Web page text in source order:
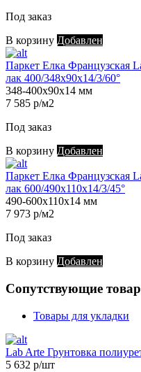
Под заказ
В корзину Добавлен
Паркет Елка Французская
лак 400/348х90х14/3/60°
348-400х90х14 мм
7 585 р/м2
Под заказ
В корзину Добавлен
Паркет Елка Французская
лак 600/490х110х14/3/45°
490-600х110х14 мм
7 973 р/м2
Под заказ
В корзину Добавлен
Сопутствующие
Товары для укладки
Lab Arte Грунтовка
5 632 р/шт